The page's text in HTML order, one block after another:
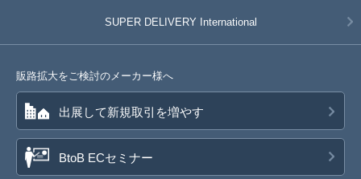
SUPER DELIVERY International
販路拡大をご検討のメーカー様へ
出展して新規取引を増やす
BtoB ECセミナー